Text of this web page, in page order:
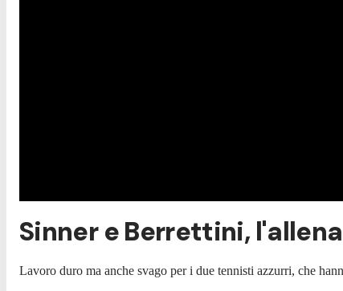
Sinner e Berrettini,
Lavoro duro ma anche svago per i due tennisti azzurri, che